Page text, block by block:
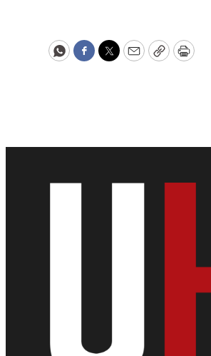
WhatsApp
Facebook
Twitter
EmailCopyPrint